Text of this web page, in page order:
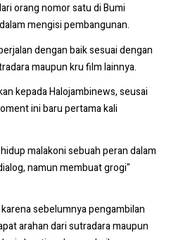
orang nomor satu di Bumi
mengisi pembangunan.
dengan baik sesuai dengan
maupun kru film lainnya.
kepada Halojambinews, seusai
ini baru pertama kali
malakoni sebuah peran dalam
namun membuat grogi"
sebelumnya pengambilan
arahan dari sutradara maupun